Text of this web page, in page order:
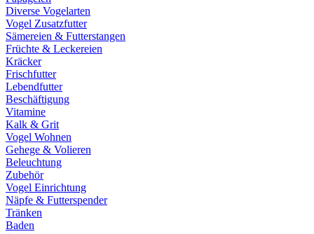
Diverse Vogelarten
Vogel Zusatzfutter
Sämereien & Futterstangen
Früchte & Leckereien
Kräcker
Frischfutter
Lebendfutter
Beschäftigung
Vitamine
Kalk & Grit
Vogel Wohnen
Gehege & Volieren
Beleuchtung
Zubehör
Vogel Einrichtung
Näpfe & Futterspender
Tränken
Baden